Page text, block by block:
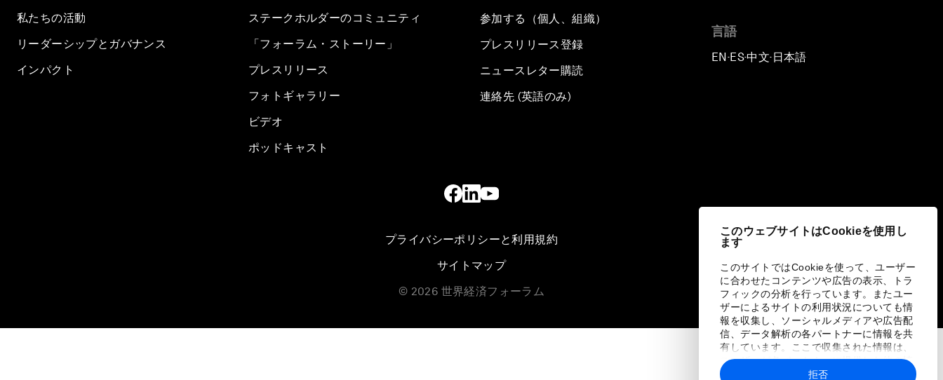
このウェブサイトはCookieを使用し
ます
このサイトではCookieを使って、ユーザー
に合わせたコンテンツや広告の表示、トラ
フィックの分析を行っています。またユー
ザーによるサイトの利用状況についても情
報を収集し、ソーシャルメディアや広告配
信、データ解析の各パートナーに情報を共
有しています。ここで収集された情報は、
ユーザーが各パートナーに提供した他の情
報や各パートナーのサービスを使用した際
拒否
私たちの活動
リーダーシップとガバナンス
インパクト
ステークホルダーのコミュニティ
「フォーラム・ストーリー」
プレスリリース
フォトギャラリー
ビデオ
ポッドキャスト
参加する（個人、組織）
プレスリリース登録
ニュースレター購読
連絡先 (英語のみ)
言語
EN ▪ES▪中文▪ 日本語
プライバシーポリシーと利用規約
サイトマップ
© 2026 世界経済フォーラム